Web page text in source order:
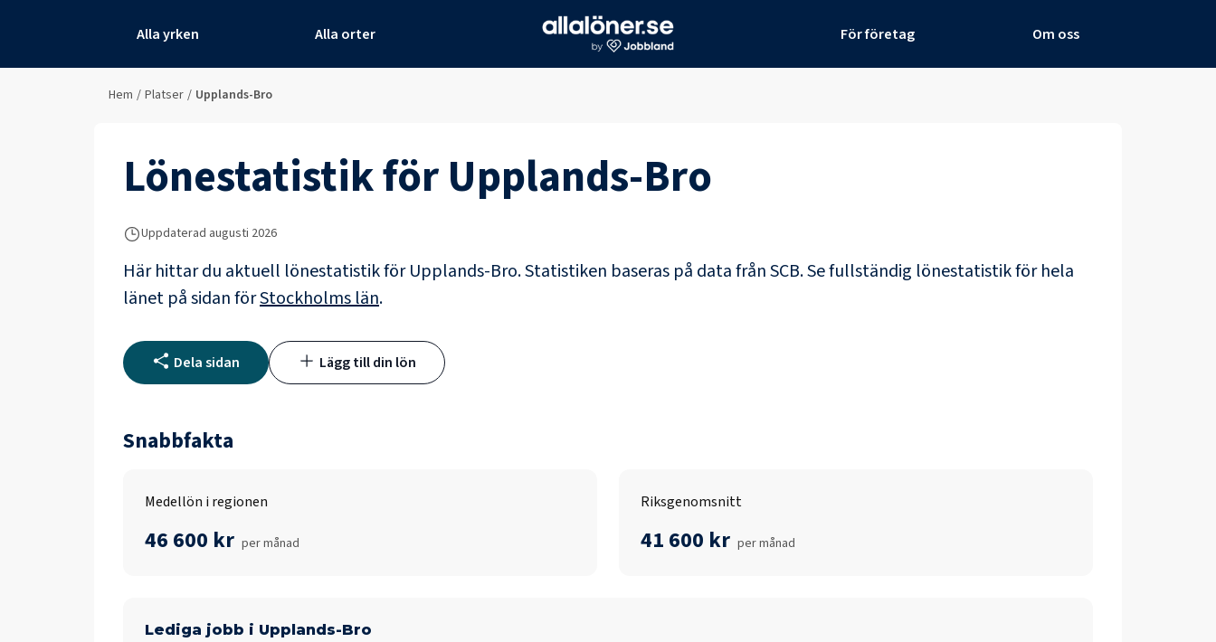
Alla yrken Alla orter För företag Om oss
Hem / Platser / Upplands-Bro
Lönestatistik förUpplands-Bro
Uppdaterad augusti 2026
Här hittar du aktuell lönestatistik för Upplands-Bro. Statistiken baseras på data från SCB.Se fullständig lönestatistik för hela
länet på sidan förStockholms län.
Dela sidan Lägg till din lön
Snabbfakta
Medellön i regionen
46 600 kr per månad
Riksgenomsnitt
41 600 kr per månad
Lediga jobb i Upplands-Bro